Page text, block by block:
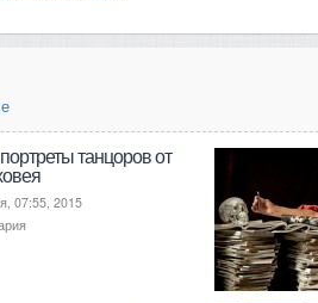
танцоров от
07:55, 2015